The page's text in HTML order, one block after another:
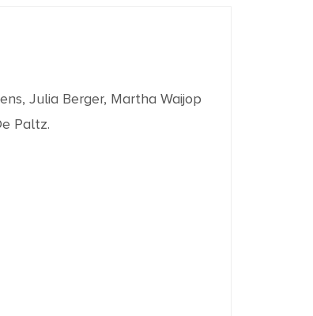
Julia Berger, Martha Waijop
Paltz.